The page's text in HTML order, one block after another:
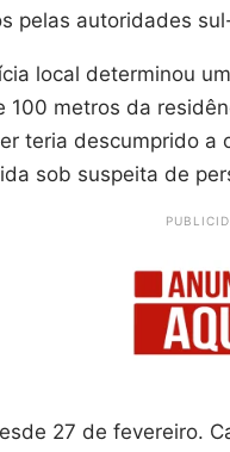
pelas autoridades
local determinou
100 metros da
teria descumprido
sob suspeita de
27 de fevereiro.